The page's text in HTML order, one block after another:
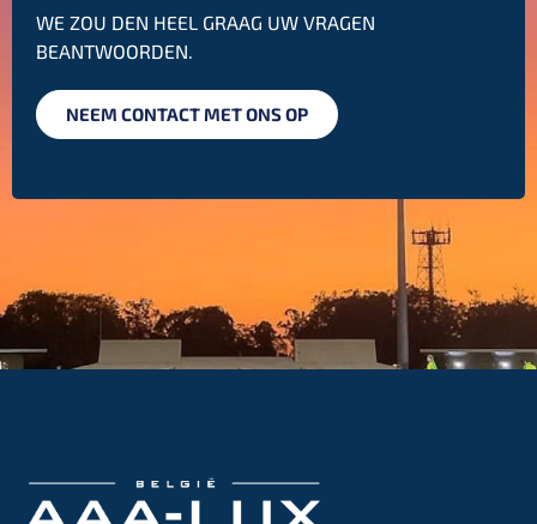
WE ZOU DEN HEEL GRAAG UW VRAGEN
BEANTWOORDEN.
NEEM CONTACT MET ONS OP